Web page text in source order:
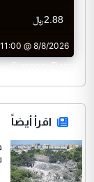
CurrencyRate
اقرأ أيضاً